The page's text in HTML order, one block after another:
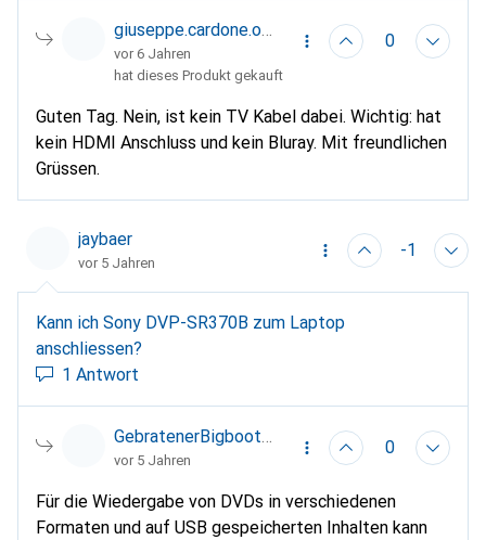
giuseppe.cardone.orange
vor 6 Jahren
0
hat dieses Produkt gekauft
Guten Tag. Nein, ist kein TV Kabel dabei. Wichtig: hat
kein HDMI Anschluss und kein Bluray. Mit freundlichen
Grüssen.
jaybaer
vor 5 Jahren
-1
Kann ich Sony DVP-SR370B zum Laptop
anschliessen?
1 Antwort
GebratenerBigboot86
vor 5 Jahren
0
Für die Wiedergabe von DVDs in verschiedenen
Formaten und auf USB gespeicherten Inhalten kann